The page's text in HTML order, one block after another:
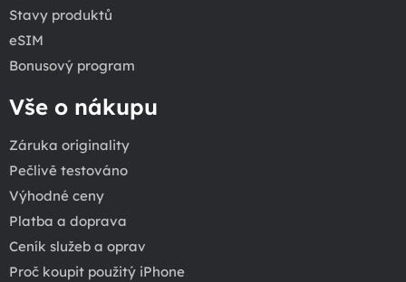
Stavy produktů
eSIM
Bonusový program
Vše o nákupu
Záruka originality
Pečlivě testováno
Výhodné ceny
Platba a doprava
Ceník služeb a oprav
Proč koupit použitý iPhone